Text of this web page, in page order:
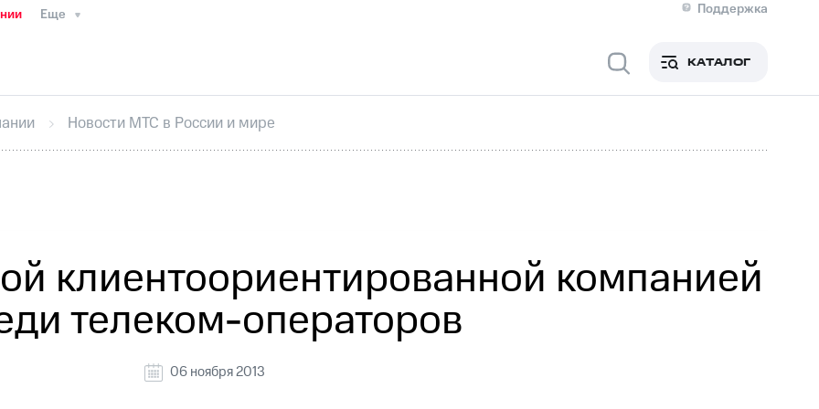
Еще
Поддержка
Медиа-центр
ИнтервьюФинансовая отчетностьКонтактыПригласить спикера
секретарьРаскрытие информации
кабинет акционераАкционерный капиталКонтроль и аудитРынок акций
КАТАЛОГ
Новости МТС в России и мире
клиентоориентированной компанией
телеком-операторов
06 ноября 2013